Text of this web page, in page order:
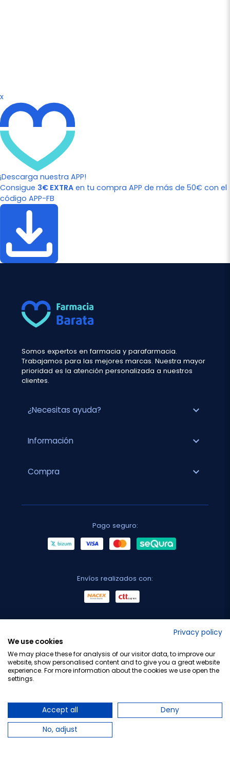
x
¡Descarga nuestra APP!
Consigue 3€ EXTRA en tu compra APP de más de 50€ con el
código APP-FB
Somos expertos en farmacia y parafarmacia.
Trabajamos para las mejores marcas. Nuestra mayor
prioridad es la atención personalizada a nuestros
clientes.
¿Necesitas ayuda? expand_more
Información expand_more
Compra expand_more
Pago seguro:
Envíos realizados con:
Privacy policy
We use cookies
We may place these for analysis of our visitor data, to improve our
website, show personalised content and to give you a great website
experience. For more information about the cookies we use open the
settings.
Accept all
Deny
No, adjust